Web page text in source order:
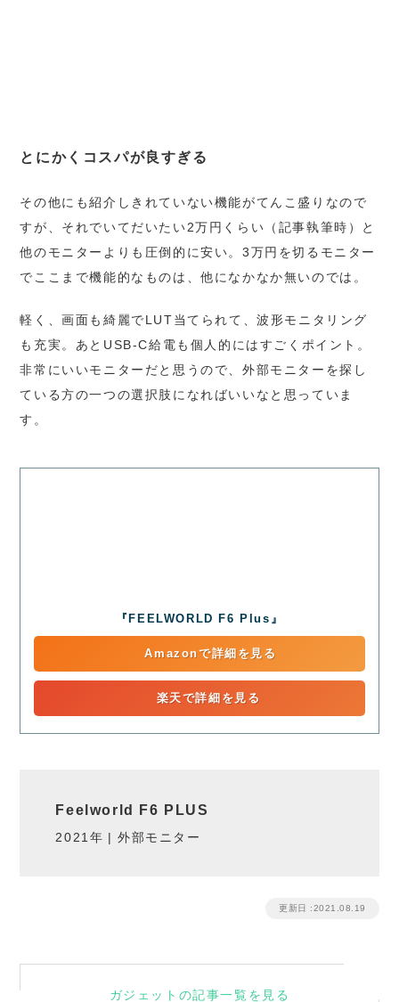
とにかくコスパが良すぎる
その他にも紹介しきれていない機能がてんこ盛りなので
すが、それでいてだいたい2万円くらい（記事執筆時）と
他のモニターよりも圧倒的に安い。3万円を切るモニター
でここまで機能的なものは、他になかなか無いのでは。
軽く、画面も綺麗でLUT当てられて、波形モニタリング
も充実。あとUSB-C給電も個人的にはすごくポイント。
非常にいいモニターだと思うので、外部モニターを探し
ている方の一つの選択肢になればいいなと思っていま
す。
『FEELWORLD F6 Plus』
Amazonで詳細を見る
楽天で詳細を見る
Feelworld F6 PLUS
2021年 外部モニター
更新日 :2021.08.19
ガジェットの記事一覧を見る